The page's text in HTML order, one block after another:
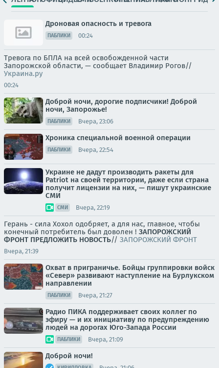
Дроновая опасность и тревога
ПАБЛИКИ 00:24
Тревога по БПЛА на всей освобожденной части
Запорожской области, — сообщает Владимир Рогов//
Украина.ру
00:24
Доброй ночи, дорогие подписчики! Доброй
ночи, Запорожье!
ПАБЛИКИ Вчера, 23:06
Хроника специальной военной операции
ПАБЛИКИ Вчера, 22:54
Украине не дадут производить ракеты для
Patriot на своей территории, даже если страна
получит лицензии на них, — пишут украинские
СМИ
СМИ Вчера, 22:19
Герань - сила Хохол одобряет, а для нас, главное, чтобы
конечный потребитель был доволен ! ЗАПОРОЖСКИЙ
ФРОНТ ПРЕДЛОЖИТЬ НОВОСТЬ// ЗАПОРОЖСКИЙ ФРОНТ
Вчера, 21:39
Охват в приграничье. Бойцы группировки войск
«Север» развивают наступление на Бурлукском
направлении
ПАБЛИКИ Вчера, 21:27
Радио ПИКА поддерживает своих коллег по
эфиру — и их инициативу по предупреждению
людей на дорогах Юго-Запада России
ПАБЛИКИ Вчера, 21:09
Доброй ночи!